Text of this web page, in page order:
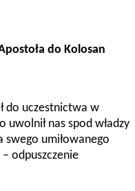
do Kolosan
do uczestnictwa w
uwolnił nas spod władzy
swego umiłowanego
odpuszczenie